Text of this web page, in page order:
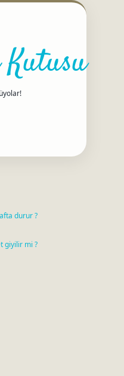
durur ?
giyilir mi ?